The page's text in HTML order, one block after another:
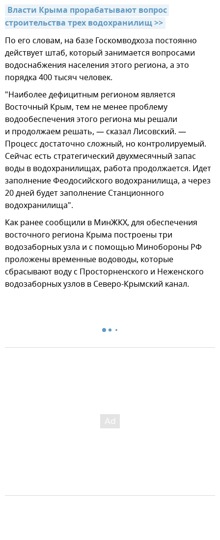
Власти Крыма прорабатывают вопрос
строительства трех водохранилищ >>
По его словам, на базе Госкомводхоза постоянно
действует штаб, который занимается вопросами
водоснабжения населения этого региона, а это
порядка 400 тысяч человек.
"Наиболее дефицитным регионом является
Восточный Крым, тем не менее проблему
водообеспечения этого региона мы решали
и продолжаем решать, — сказал Лисовский. —
Процесс достаточно сложный, но контролируемый.
Сейчас есть стратегический двухмесячный запас
воды в водохранилищах, работа продолжается. Идет
заполнение Феодосийского водохранилища, а через
20 дней будет заполнение Станционного
водохранилища".
Как ранее сообщили в МинЖКХ, для обеспечения
восточного региона Крыма построены три
водозаборных узла и с помощью Минобороны РФ
проложены временные водоводы, которые
сбрасывают воду с Просторненского и Неженского
водозаборных узлов в Северо-Крымский канал.